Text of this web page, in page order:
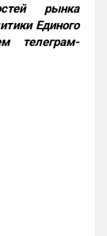
рынка
Единого
телеграм-